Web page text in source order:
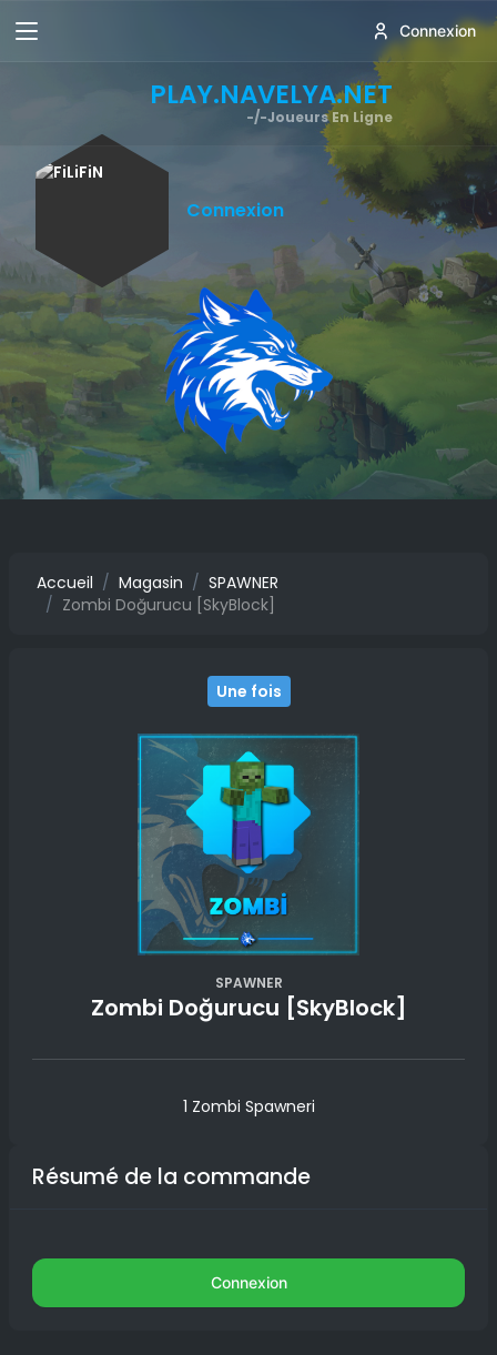
Connexion
PLAY.NAVELYA.NET
-/-Joueurs En Ligne
Connexion
Accueil Magasin
SPAWNER
Zombi Doğurucu [SkyBlock]
Une fois
SPAWNER
Zombi Doğurucu [SkyBlock]
1 Zombi Spawneri
Résumé de la commande
Connexion